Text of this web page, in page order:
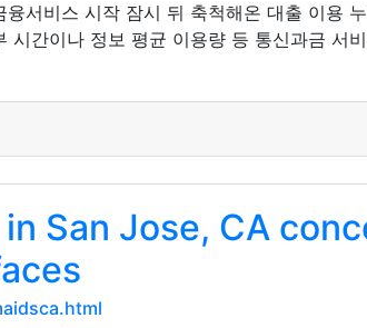
서비스 시작 잠시 뒤 축척해온 대출 이용
간이나 정보 평균 이용량 등 통신과금 서
San Jose, CA